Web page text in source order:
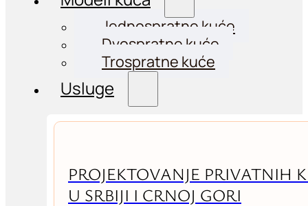
Jednospratne kuće
Dvospratne kuće
Trospratne kuće
Usluge
PROJEKTOVANJE PRIVATNIH
U SRBIJI I CRNOJ GORI